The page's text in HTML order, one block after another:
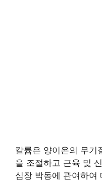
칼륨은 양이온의 무기
을 조절하고 근육 및
심장 박동에 관여하여